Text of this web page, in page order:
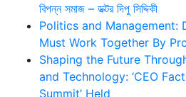
বিপন্ন সমাজ – ডক্টর দিপু সিদ্দিকী
Politics and Management:
Must Work Together By
Shaping the Future
and Technology: ‘CEO
Summit’ Held